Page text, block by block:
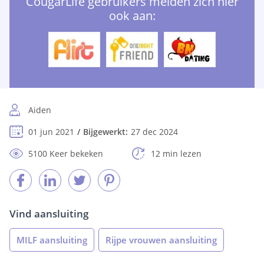
ook aan:
Aiden
01 jun 2021
Bijgewerkt: 27 dec 2024
5100 Keer bekeken
12 min lezen
Vind aansluiting
MILF aansluiting Rijpe vrouwen aansluiting